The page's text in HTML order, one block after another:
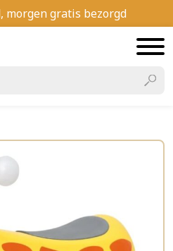
morgen gratis bezorgd